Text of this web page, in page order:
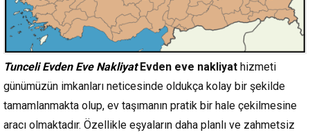
Tunceli Evden Eve Nakliyat Evden eve nakliyat hizmeti
günümüzün imkanları neticesinde oldukça kolay bir şekilde
tamamlanmakta olup, ev taşımanın pratik bir hale çekilmesine
aracı olmaktadır. Özellikle eşyaların daha planlı ve zahmetsiz